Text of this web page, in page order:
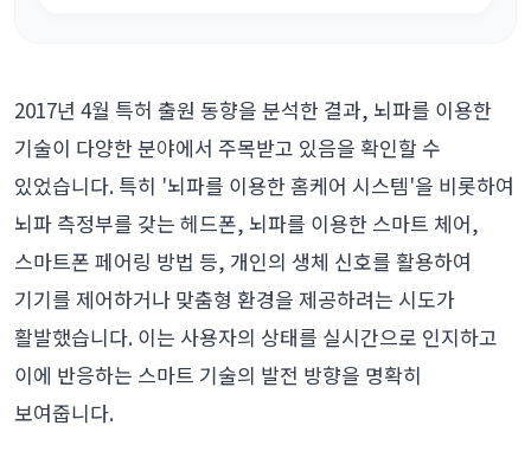
2017년 4월 특허 출원 동향을 분석한 결과, 뇌파를 이용한
기술이 다양한 분야에서 주목받고 있음을 확인할 수
있었습니다. 특히 '뇌파를 이용한 홈케어 시스템'을 비롯하여
뇌파 측정부를 갖는 헤드폰, 뇌파를 이용한 스마트 체어,
스마트폰 페어링 방법 등, 개인의 생체 신호를 활용하여
기기를 제어하거나 맞춤형 환경을 제공하려는 시도가
활발했습니다. 이는 사용자의 상태를 실시간으로 인지하고
이에 반응하는 스마트 기술의 발전 방향을 명확히
보여줍니다.